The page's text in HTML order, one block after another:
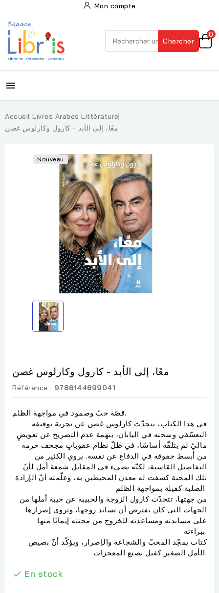
Mon compte
Chercher
0

Accueil Livres Arabes Littérature
معًا، إلى الأبد - كارول وكارلوس غصن
Nouveau
معًا، إلى الأبد - كارول وكارلوس غصن
Référence : 9786144699041
قصّة حبّ وصمود في مواجهة الظلم.
في هذا الكتاب، يتحدّث كارلوس غصن عن تجربة توقيفه
التعسّفي وسجنه في اليابان، بتهمة عدم التصريح عن تعويضٍ
ماليّ لم يتلقَّه أساسًا، في ظلّ نظام عقوباتٍ مجحف حرمه
من أبسط حقوقه في الدفاع عن نفسه. يروي الكثير من
التفاصيل القاسية، لكنّه يضيء في المقابل شمعة أمل لأنّ
تلك المحنة كشفت له معدن المحيطين به، وعلّمته أنّ الإرادة
الصلبة كفيلة بمواجهة الظلم.
من جهتها، تتحدّث كارول الزوجة والحبيبة عن خيبة أملها من
الجهات التي كان يفترض أن تساند زوجها، وتروي إصرارها
على مساندته ومساعدته للخروج من محنته إيمانًا منها
ببراءته.
كتاب يمجّد المحبّ والشجاعة والإصرار، ويؤكّد أنّ بصيص
الأمل الصغير كفيل بصنع المعجزات.
 En stock